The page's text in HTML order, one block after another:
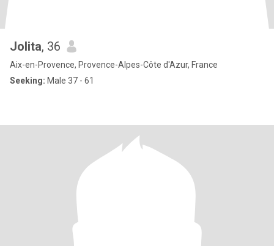
Jolita, 36
Aix-en-Provence, Provence-Alpes-Côte d'Azur, France
Seeking: Male 37 - 61